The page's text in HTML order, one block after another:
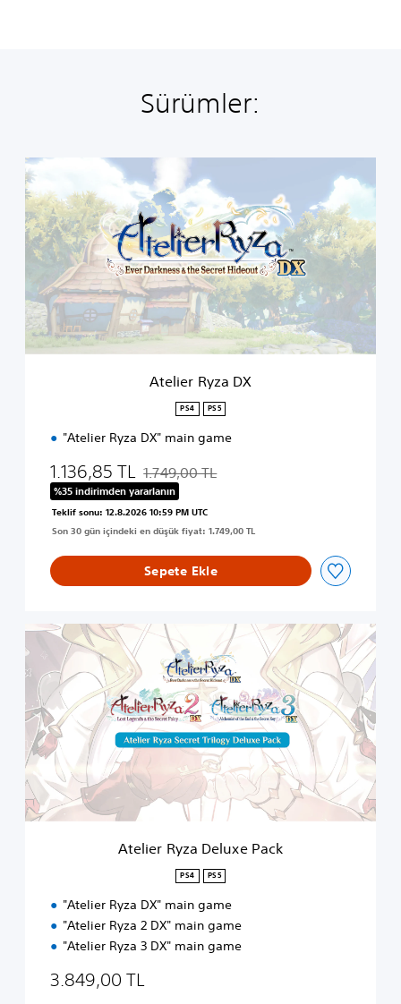
Sürümler:
A
t
e
l
i
y
z
D
Atelier Ryza DX
PS4 PS5
"Atelier Ryza DX" main game
1.136,85 TL Orijinal fiyat olan 1.749,00 TL üzerinden
1.749,00 TL
%35 indirimden yararlanın
Teklif sonu: 12.8.2026 10:59 PM UTC
Son 30 gün içindeki en düşük fiyat: 1.749,00 TL
Sepete Ekle
A
t
e
i
e
R
y
z
a
D
Atelier Ryza Deluxe Pack
PS4 PS5
"Atelier Ryza DX" main game
"Atelier Ryza 2 DX" main game
"Atelier Ryza 3 DX" main game
3.849,00 TL